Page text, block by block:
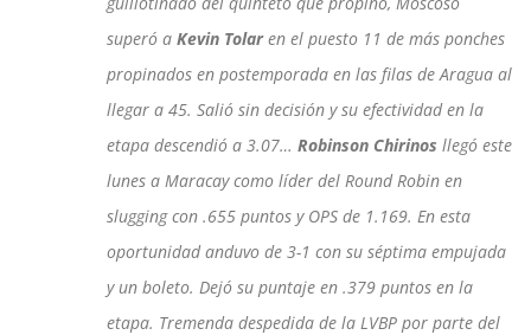
superó a Kevin Tolaren el puesto 11 de más ponches
propinados en postemporada en las filas de Aragua al
llegar a 45. Salió sin decisión y su efectividad en la
etapa descendió a 3.07… Robinson Chirinos llegó este
lunes a Maracay como líder del Round Robin en
slugging con .655 puntos y OPS de 1.169. En esta
oportunidad anduvo de 3-1 con su séptima empujada
y un boleto. Dejó su puntaje en .379 puntos en la
etapa. Tremenda despedida de la LVBP por parte del